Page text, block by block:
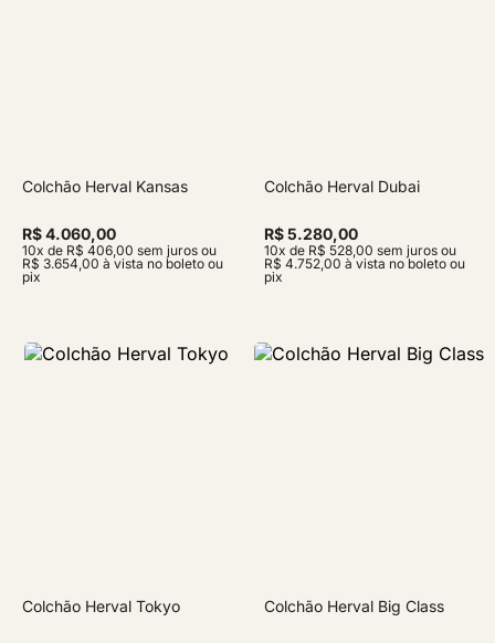
Colchão Herval Kansas
R$ 4.060,00
10x de R$ 406,00 sem juros ou
R$ 3.654,00 à vista no boleto ou
pix
Colchão Herval Dubai
R$ 5.280,00
10x de R$ 528,00 sem juros ou
R$ 4.752,00 à vista no boleto ou
pix
Colchão Herval Tokyo Colchão Herval Big Class